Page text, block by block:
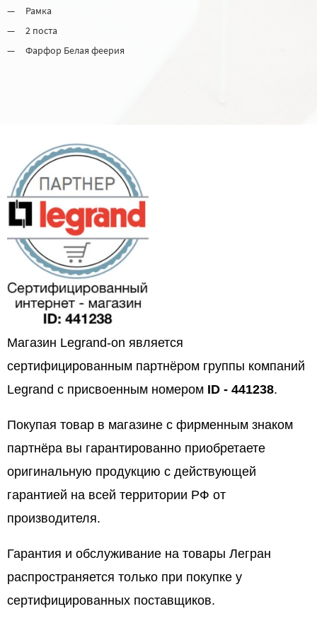
Рамка
2 поста
Фарфор Белая феерия
Магазин Legrand-on является
сертифицированным партнёром группы компаний
Legrand с присвоенным номером ID - 441238.
Покупая товар в магазине с фирменным знаком
партнёра вы гарантированно приобретаете
оригинальную продукцию с действующей
гарантией на всей территории РФ от
производителя.
Гарантия и обслуживание на товары Легран
распространяется только при покупке у
сертифицированных поставщиков.